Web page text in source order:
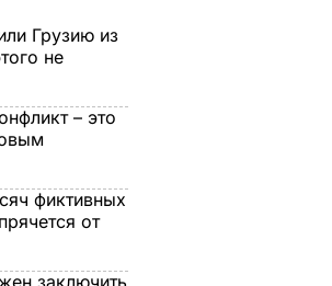
Грузию из
не
– это
фиктивных
от
заключить